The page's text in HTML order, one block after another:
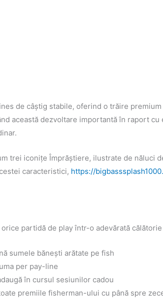
de câștig stabile, oferind o trăire
această dezvoltare importantă în raport
trei iconițe Împrăștiere, ilustrate de năluci
caracteristici, https://
partidă de play într-o adevărată
sumele bănești arătate pe fish
per pay-line
în cursul sesiunilor cadou
premiile fisherman-ului cu până spre